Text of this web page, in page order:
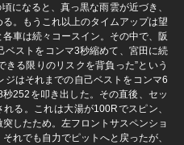
になると、真っ黒な雨雲が近づき、
。もうこれ以上のタイムアップは望
車は続々コースイン。その中で、阪
ストをコンマ3秒縮めて、宮田に続
きる限りのリスクを背負った”という
はそれまでの自己ベストをコンマ6
252を叩き出した。その直後、セッ
る。これは大湯が100Rでスピン、
したため。左フロントサスペンショ
れでも自力でピットへと戻ったが、